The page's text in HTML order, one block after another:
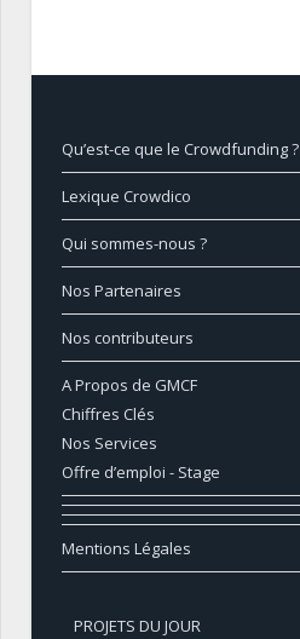
Qu’est-ce que le Crowdfunding ?
Lexique Crowdico
Qui sommes-nous ?
Nos Partenaires
Nos contributeurs
A Propos de GMCF
Chiffres Clés
Nos Services
Offre d’emploi - Stage
Mentions Légales
PROJETS DU JOUR